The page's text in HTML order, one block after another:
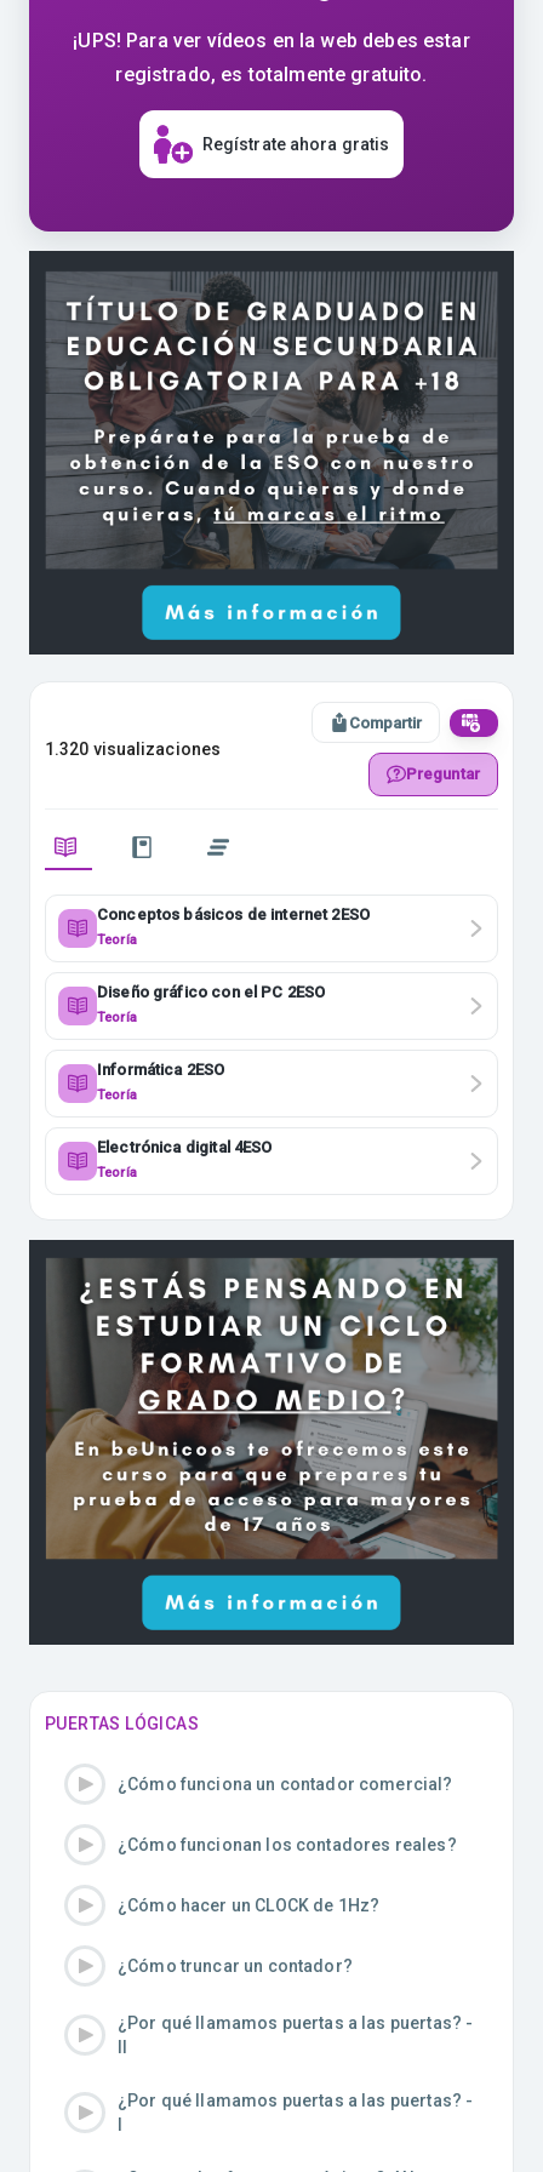
¡UPS! Para ver vídeos en la web debes estar
registrado, es totalmente gratuito.
Regístrate ahora gratis
1.320 visualizaciones
Compartir
Preguntar
Conceptos básicos de internet 2ESO
Teoría
Diseño gráfico con el PC 2ESO
Teoría
Informática 2ESO
Teoría
Electrónica digital 4ESO
Teoría
PUERTAS LÓGICAS
¿Cómo funciona un contador comercial?
¿Cómo funcionan los contadores reales?
¿Cómo hacer un CLOCK de 1Hz?
¿Cómo truncar un contador?
¿Por qué llamamos puertas a las puertas? -
II
¿Por qué llamamos puertas a las puertas? -
I